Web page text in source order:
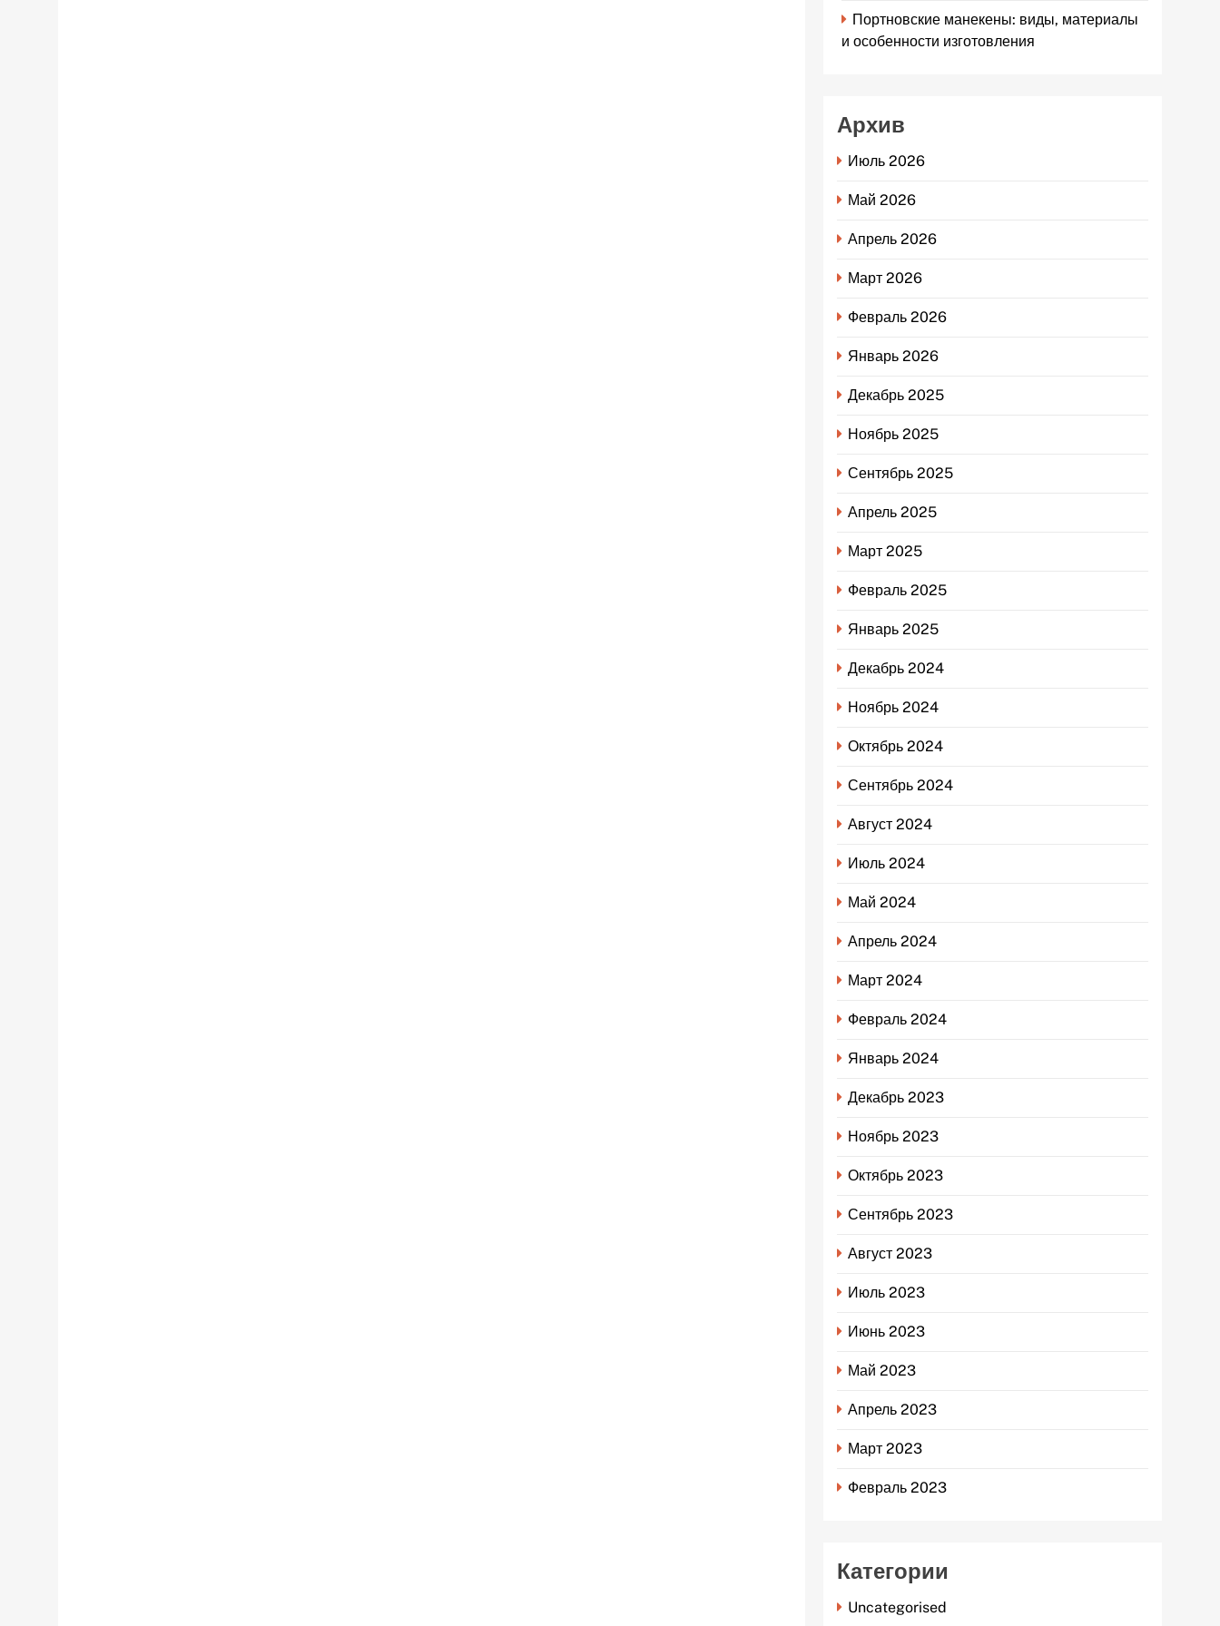
Портновские манекены: виды, материалы
и особенности изготовления
Архив
Июль 2026
Май 2026
Апрель 2026
Март 2026
Февраль 2026
Январь 2026
Декабрь 2025
Ноябрь 2025
Сентябрь 2025
Апрель 2025
Март 2025
Февраль 2025
Январь 2025
Декабрь 2024
Ноябрь 2024
Октябрь 2024
Сентябрь 2024
Август 2024
Июль 2024
Май 2024
Апрель 2024
Март 2024
Февраль 2024
Январь 2024
Декабрь 2023
Ноябрь 2023
Октябрь 2023
Сентябрь 2023
Август 2023
Июль 2023
Июнь 2023
Май 2023
Апрель 2023
Март 2023
Февраль 2023
Категории
Uncategorised